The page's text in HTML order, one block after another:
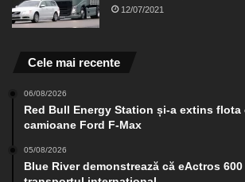
12/07/2021
Cele mai recente
06/08/2026
Red Bull Energy Station și-a extins flota
camioane Ford F-Max
05/08/2026
Blue River demonstrează că eActros